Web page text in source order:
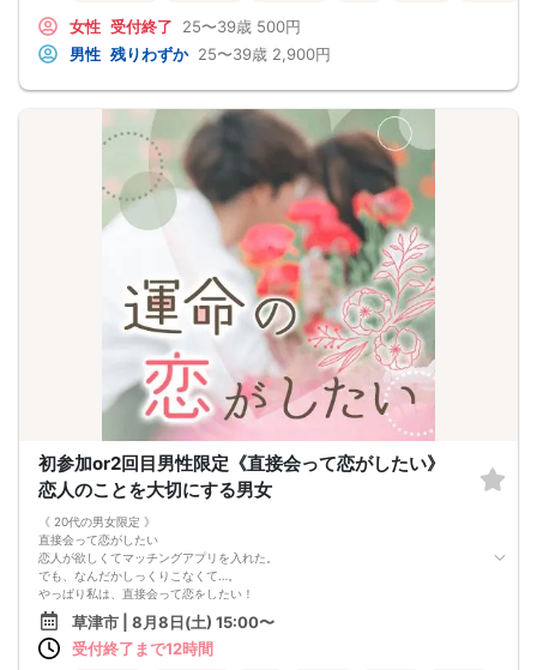
・ご本人様確認書類（無い場合はキャンセル扱いとなります）
・最新版Google Chromeか最新版Safariを使用可能なスマホ
（こちらのパーティーはスマホを使用したパーティーになります。システムの関
・なるべくお釣銭がでないようご用意いただけますと幸いです。
※集客状況に応じてサムネイル等が変更になる場合がございます。
参加年齢と参加条件は変更されませんのでご安心ください。
女性 受付終了 25〜39歳 500円
男性 残りわずか 25〜39歳 2,900円
初参加or2回目男性限定《直接会って恋がしたい》
恋人のことを大切にする男女
《 20代の男女限定 》
直接会って恋がしたい
恋人が欲しくてマッチングアプリを入れた。
でも、なんだかしっくりこなくて…。
やっぱり私は、直接会って恋をしたい！
＼ こんな人におすすめです ／
✓ 頻繁なメッセージのやり取りが苦手
✓ まずは会って話がしたい
草津市 | 8月8日(土) 15:00〜
受付終了まで12時間